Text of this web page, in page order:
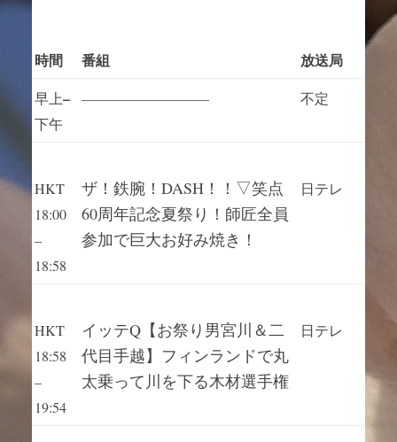
時間 番組 放送局
早上–
下午
————————— 不定
HKT
18:00
–
18:58
ザ！鉄腕！DASH！！▽笑点
60周年記念夏祭り！師匠全員
参加で巨大お好み焼き！
日テレ
HKT
18:58
–
19:54
イッテQ【お祭り男宮川＆二
代目手越】フィンランドで丸
太乗って川を下る木材選手権
日テレ